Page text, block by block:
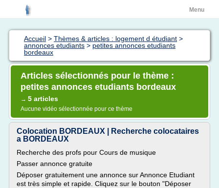
Menu
Accueil > Thèmes & articles : logement d étudiant >
annonces etudiants > petites annonces etudiants
bordeaux
Articles sélectionnés pour le thème :
petites annonces etudiants bordeaux
→ 5 articles
Aucune vidéo sélectionnée pour ce thème
Colocation BORDEAUX | Recherche colocataires
a BORDEAUX
Recherche des profs pour Cours de musique
Passer annonce gratuite
Déposer gratuitement une annonce sur Annonce Etudiant
est très simple et rapide. Cliquez sur le bouton "Déposer